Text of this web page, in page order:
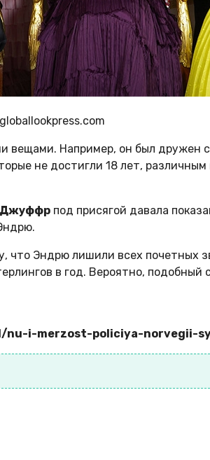
вещами. Например, он был дружен с
не достигли 18 лет,
под присягой давала
что Эндрю лишили всех почетных
в год. Вероятно,
i-merzost-policiya-norvegii-